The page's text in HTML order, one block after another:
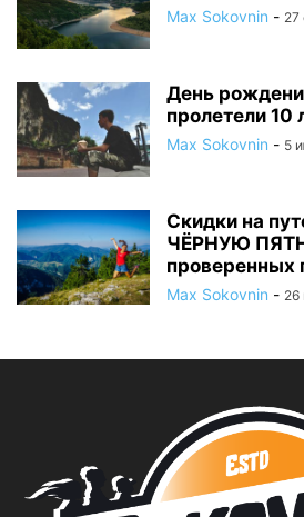
Max Sokovnin - 27
День
пролетели 10
Max Sokovnin - 5
Скидки на
ЧЁРНУЮ
проверенных
Max Sokovnin - 26